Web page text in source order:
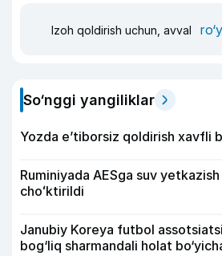
Izoh qoldirish uchun, avval
So‘nggi yangiliklar
Yozda e’tiborsiz qoldirish xavfli
Ruminiyada AESga suv
choʻktirildi
Janubiy Koreya futbol
bog‘liq sharmandali holat